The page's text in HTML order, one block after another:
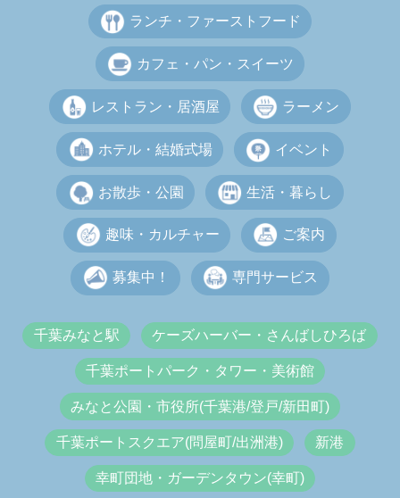
ランチ・ファーストフード
カフェ・パン・スイーツ
レストラン・居酒屋 ラーメン
ホテル・結婚式場 イベント
お散歩・公園 生活・暮らし
趣味・カルチャー ご案内
募集中！ 専門サービス
千葉みなと駅 ケーズハーバー・さんばしひろば
千葉ポートパーク・タワー・美術館
みなと公園・市役所(千葉港/登戸/新田町)
千葉ポートスクエア(問屋町/出洲港) 新港
幸町団地・ガーデンタウン(幸町)